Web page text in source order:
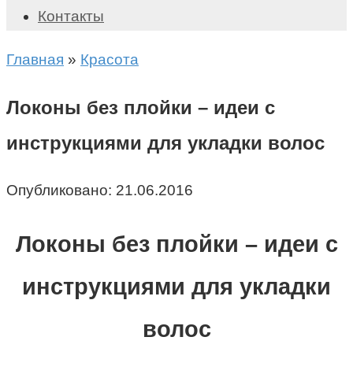
Контакты
Главная » Красота
Локоны без плойки – идеи с
инструкциями для укладки волос
Опубликовано: 21.06.2016
Локоны без плойки – идеи с
инструкциями для укладки
волос